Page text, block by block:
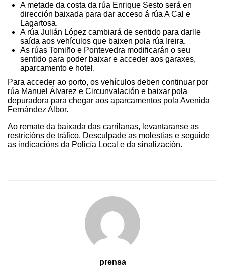
A metade da costa da rúa Enrique Sesto será en
dirección baixada para dar acceso á rúa A Cal e
Lagartosa.
A rúa Julián López cambiará de sentido para darlle
saída aos vehículos que baixen pola rúa Ireira.
As rúas Tomiño e Pontevedra modificarán o seu
sentido para poder baixar e acceder aos garaxes,
aparcamento e hotel.
Para acceder ao porto, os vehículos deben continuar por
rúa Manuel Álvarez e Circunvalación e baixar pola
depuradora para chegar aos aparcamentos pola Avenida
Fernández Albor.
Ao remate da baixada das carrilanas, levantaranse as
restricións de tráfico. Desculpade as molestias e seguide
as indicacións da Policía Local e da sinalización.
prensa